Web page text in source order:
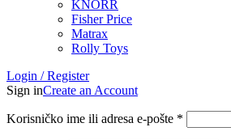
KNORR
Fisher Price
Matrax
Rolly Toys
Login / Register
Sign inCreate an Account
Korisničko ime ili adresa e-pošte *